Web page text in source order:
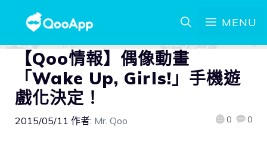
MENU
【Qoo情報】偶像動畫
「Wake Up, Girls!」手機遊
戲化決定！
2015/05/11 作者: Mr. Qoo 0 0